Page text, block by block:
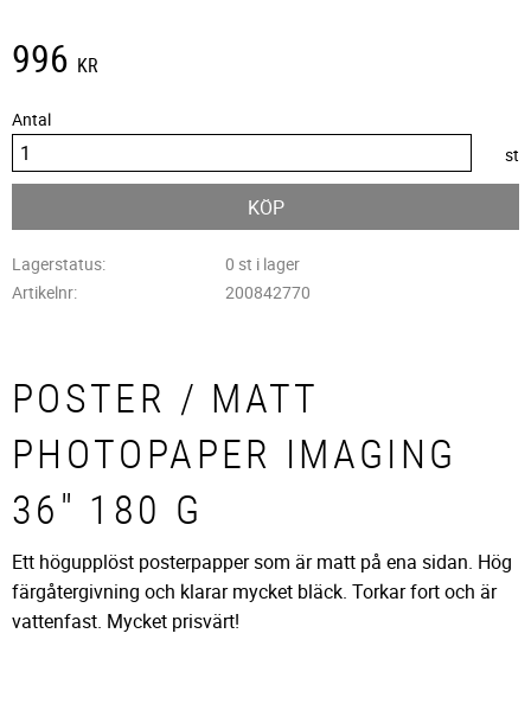
996 KR
Antal
st
KÖP
Lagerstatus
0 st i lager
Artikelnr
200842770
POSTER / MATT
PHOTOPAPER IMAGING
36" 180 G
Ett högupplöst posterpapper som är matt på ena sidan. Hög
färgåtergivning och klarar mycket bläck. Torkar fort och är
vattenfast. Mycket prisvärt!